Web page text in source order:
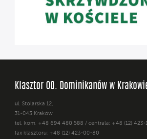
Klasztor OO. Dominikanów w
ul. Stolarska 12,
31-043 Kraków
tel. kom. +48 694 480 588 / centrala: +48 (12) 423-
fax klasztoru: +48 (12) 423-00-80